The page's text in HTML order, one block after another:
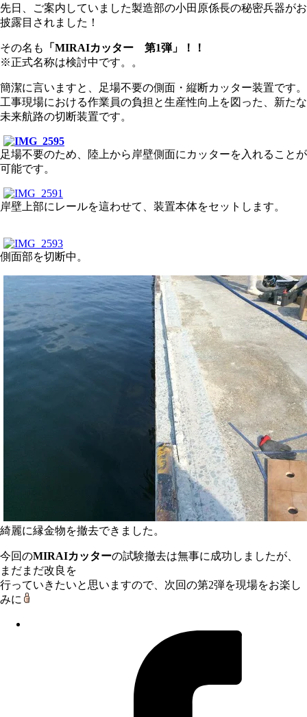
先日、ご案内していました製造部の小田原係長の秘密兵器がお
披露目されました！
その名も
「MIRAIカッター 第1弾」！！
※正式名称は検討中です。。
簡潔に言いますと、足場不要の側面・縦断カッター装置です。
工事現場における作業員の負担と生産性向上を図った、新たな
未来航路の切断装置です。
足場不要のため、陸上から岸壁側面にカッターを入れることが
可能です。
岸壁上部にレールを這わせて、装置本体をセットします。
側面部を切断中。
綺麗に縁金物を撤去できました。
今回のMIRAIカッターの試験撤去は無事に成功しましたが、
まだまだ改良を
行っていきたいと思いますので、次回の第2弾を現場をお楽し
みに